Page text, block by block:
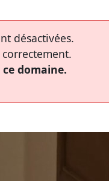
désactivées.
domaine.